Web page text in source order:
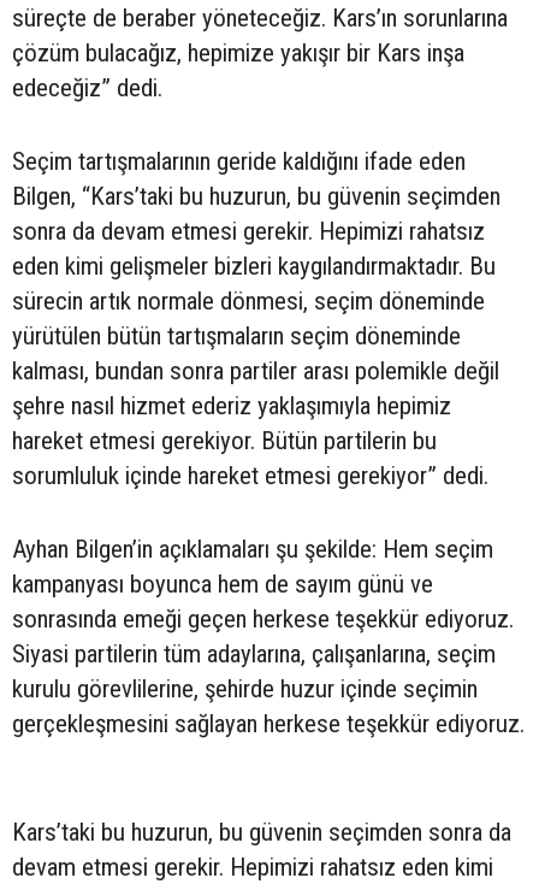
süreçte de beraber yöneteceğiz. Kars’ın sorunlarına
çözüm bulacağız, hepimize yakışır bir Kars inşa
edeceğiz” dedi.
Seçim tartışmalarının geride kaldığını ifade eden
Bilgen, “Kars’taki bu huzurun, bu güvenin seçimden
sonra da devam etmesi gerekir. Hepimizi rahatsız
eden kimi gelişmeler bizleri kaygılandırmaktadır. Bu
sürecin artık normale dönmesi, seçim döneminde
yürütülen bütün tartışmaların seçim döneminde
kalması, bundan sonra partiler arası polemikle değil
şehre nasıl hizmet ederiz yaklaşımıyla hepimiz
hareket etmesi gerekiyor. Bütün partilerin bu
sorumluluk içinde hareket etmesi gerekiyor” dedi.
Ayhan Bilgen’in açıklamaları şu şekilde: Hem seçim
kampanyası boyunca hem de sayım günü ve
sonrasında emeği geçen herkese teşekkür ediyoruz.
Siyasi partilerin tüm adaylarına, çalışanlarına, seçim
kurulu görevlilerine, şehirde huzur içinde seçimin
gerçekleşmesini sağlayan herkese teşekkür ediyoruz.
Kars’taki bu huzurun, bu güvenin seçimden sonra da
devam etmesi gerekir. Hepimizi rahatsız eden kimi